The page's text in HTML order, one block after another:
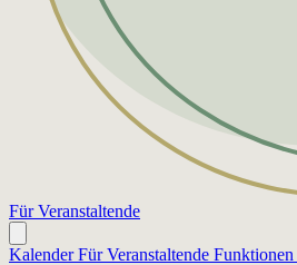
Für Veranstaltende
Kalender Für Veranstaltende Funktionen